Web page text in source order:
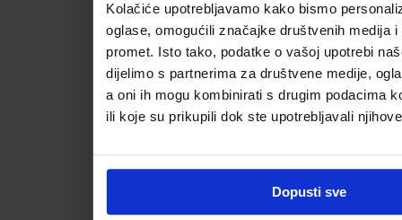
Kolačiće upotrebljavamo kako bismo
oglase, omogućili značajke društvenih medija i
promet. Isto tako, podatke o vašoj upotrebi
dijelimo s partnerima za društvene medije,
a oni ih mogu kombinirati s drugim podacima
ili koje su prikupili dok ste upotrebljavali
Dopusti sve